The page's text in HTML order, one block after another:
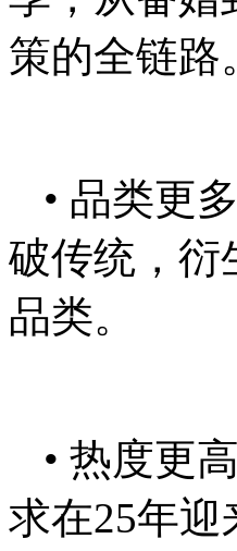
策的全链路
• 品类更
破传统，衍
品类。
• 热度更
求在25年迎